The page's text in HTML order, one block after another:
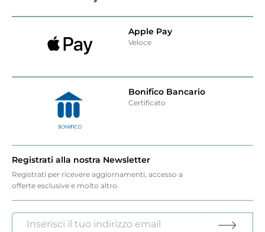
Apple Pay
Veloce
Bonifico Bancario
Certificato
Registrati alla nostra Newsletter
Registrati per ricevere aggiornamenti, accesso a
offerte esclusive e molto altro.